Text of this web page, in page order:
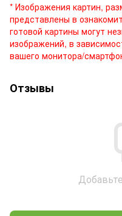
* Изображения картин,
представлены в
готовой картины могут
изображений, в
вашего монитора/
Отзывы